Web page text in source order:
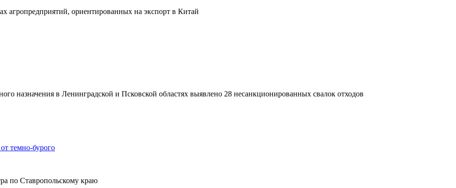
агропредприятий, ориентированных на экспорт в Китай
назначения в Ленинградской и Псковской областях выявлено 28 несанкционированных свалок отходов
темно-бурого
по Ставропольскому краю